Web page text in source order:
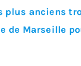
plus anciens
de Marseille